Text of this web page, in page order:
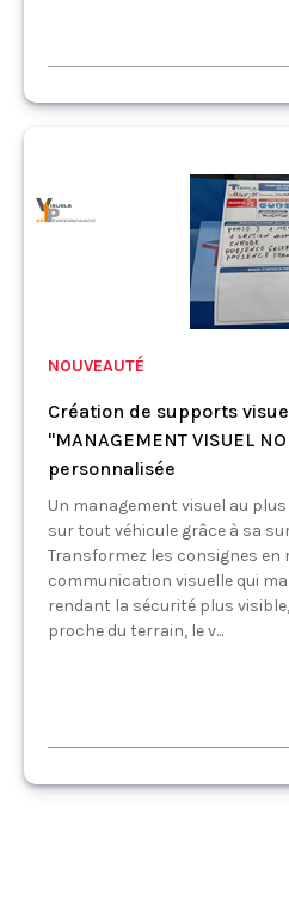
NOUVEAUTÉ
Création de supports
"MANAGEMENT VISUEL
personnalisée
Un management visuel au
sur tout véhicule grâce à sa
Transformez les consignes en
communication visuelle qui
rendant la sécurité plus
proche du terrain, le v...